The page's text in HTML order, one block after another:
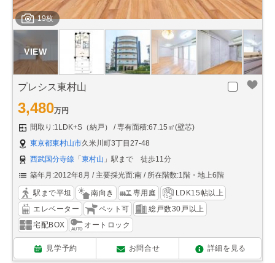
19枚
プレシス東村山
3,480万円
間取り:1LDK+S（納戸）
専有面積:67.15㎡(壁芯)
東京都東村山市久米川町3丁目27-48
西武国分寺線 「東村山 」駅まで 徒歩11分
築年月:2012年8月
主要採光面:南 所在階数:1階・地上6階
駅まで平坦 南向き 専用庭
LDK15帖以上
エレベーター
ペット可
総戸数30戸以上
宅配BOX
オートロック
見学予約 お問合せ 詳細を見る